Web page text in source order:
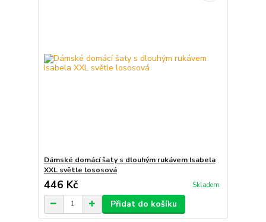
Dámské domácí šaty s dlouhým rukávem Isabela
XXL světle lososová
446 Kč Skladem
Přidat do košíku